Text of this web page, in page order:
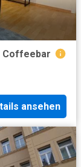
Coffeebar
ansehen